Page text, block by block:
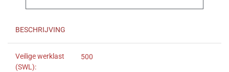
BESCHRIJVING
Veilige werklast
(SWL):
500